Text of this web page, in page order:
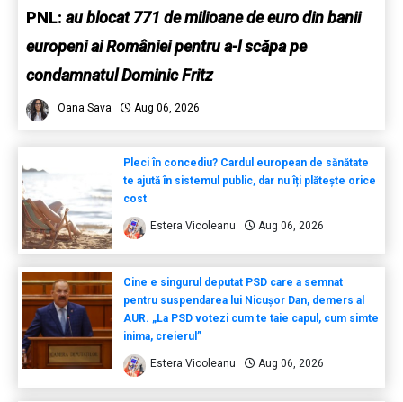
PNL: au blocat 771 de milioane de euro din banii
europeni ai României pentru a-l scăpa pe
condamnatul Dominic Fritz
Oana Sava Aug 06, 2026
Pleci în concediu? Cardul european de sănătate
te ajută în sistemul public, dar nu îți plătește orice
cost
Estera Vicoleanu Aug 06, 2026
Cine e singurul deputat PSD care a semnat
pentru suspendarea lui Nicușor Dan, demers al
AUR. „La PSD votezi cum te taie capul, cum simte
inima, creierul”
Estera Vicoleanu Aug 06, 2026